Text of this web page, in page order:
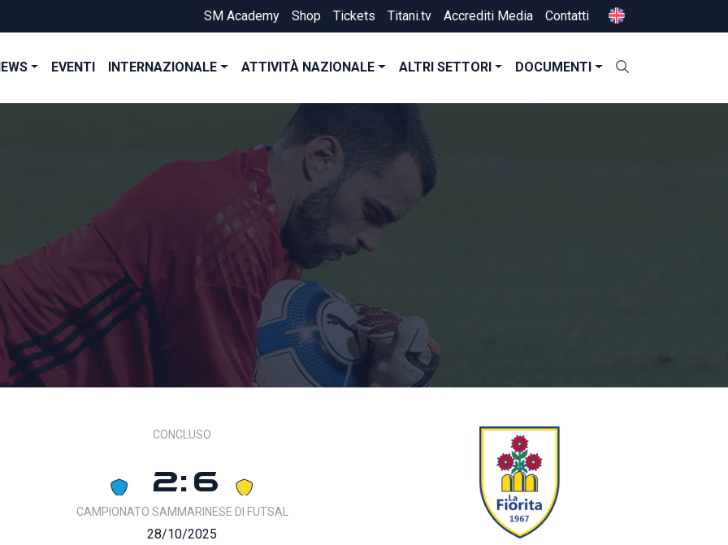
SM Academy Shop Tickets Titani.tv Accrediti Media Contatti
EVENTI INTERNAZIONALE ATTIVITÀ NAZIONALE ALTRI SETTORI DOCUMENTI
CONCLUSO
2:6
CAMPIONATO SAMMARINESE DI FUTSAL
28/10/2025